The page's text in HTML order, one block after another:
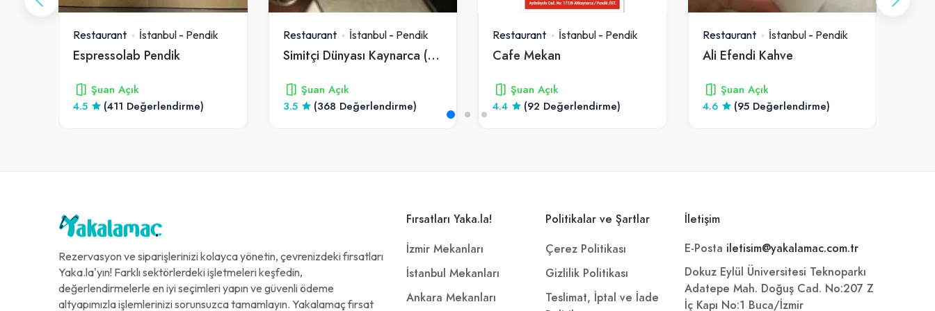
Restaurant İstanbul - Pendik
Espressolab Pendik
Şuan Açık
4.5
(411 Değerlendirme)
Restaurant İstanbul- Pendik
Simitçi Dünyası Kaynarca (kahvaltı Pizza Hamburger Pasta Kahve)
Şuan Açık
3.5
(368 Değerlendirme)
Restaurant İstanbul - Pendik
Cafe Mekan
Şuan Açık
4.4
(92 Değerlendirme)
Restaurant İstanbul- Pendik
Ali Efendi Kahve
Şuan Açık
4.6
(95 Değerlendirme)
Rezervasyon ve siparişlerinizi kolayca yönetin, çevrenizdeki fırsatları
Yaka.la'yın! Farklı sektörlerdeki işletmeleri keşfedin,
değerlendirmelerle en iyi seçimleri yapın ve güvenli ödeme
altyapımızla işlemlerinizi sorunsuzca tamamlayın. Yakalamaç fırsat
Fırsatları Yaka.la!
İzmir Mekanları
İstanbul Mekanları
Ankara Mekanları
Politikalar ve Şartlar
Çerez Politikası
Gizlilik Politikası
Teslimat, İptal ve İade
İletişim
E-Posta iletisim@yakalamac.com.tr
Dokuz Eylül Üniversitesi Teknoparkı
Adatepe Mah. Doğuş Cad. No:207 Z
İç Kapı No:1 Buca/İzmir